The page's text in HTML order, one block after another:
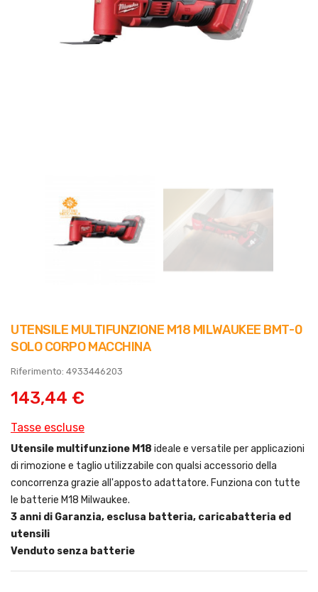
UTENSILE MULTIFUNZIONE M18 MILWAUKEE BMT-0
SOLO CORPO MACCHINA
Riferimento: 4933446203
143,44 €
Tasse escluse
Utensile multifunzione M18 ideale e versatile per applicazioni
di rimozione e taglio utilizzabile con qualsi accessorio della
concorrenza grazie all'apposto adattatore. Funziona con tutte
le batterie M18 Milwaukee.
3 anni di Garanzia, esclusa batteria, caricabatteria ed
utensili
Venduto senza batterie